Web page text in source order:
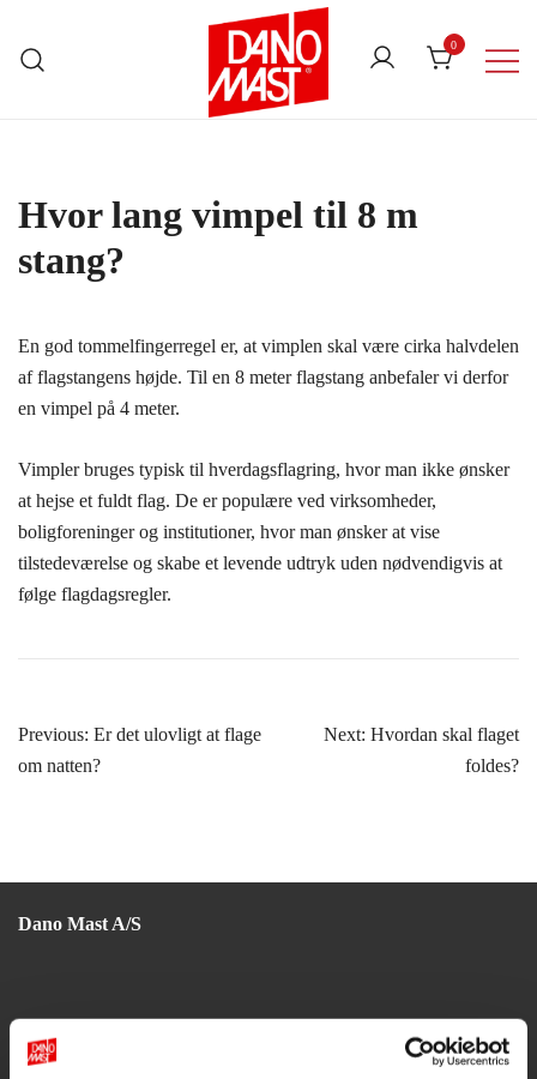
content
0
Hvor lang vimpel til 8 m
stang?
En god tommelfingerregel er, at vimplen skal være cirka halvdelen
af flagstangens højde. Til en 8 meter flagstang anbefaler vi derfor
en vimpel på 4 meter.
Vimpler bruges typisk til hverdagsflagring, hvor man ikke ønsker
at hejse et fuldt flag. De er populære ved virksomheder,
boligforeninger og institutioner, hvor man ønsker at vise
tilstedeværelse og skabe et levende udtryk uden nødvendigvis at
følge flagdagsregler.
Indlægsnavigation
Previous: Er det ulovligt at flage
om natten?
Next: Hvordan skal flaget
foldes?
Dano Mast A/S
6682 Hovborg